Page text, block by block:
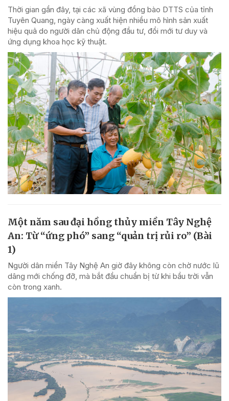
Thời gian gần đây, tại các xã vùng đồng bào DTTS của tỉnh
Tuyên Quang, ngày càng xuất hiện nhiều mô hình sản xuất
hiệu quả do người dân chủ động đầu tư, đổi mới tư duy và
ứng dụng khoa học kỹ thuật.
Một năm sau đại hồng thủy miền Tây Nghệ
An: Từ “ứng phó” sang “quản trị rủi ro” (Bài
1)
Người dân miền Tây Nghệ An giờ đây không còn chờ nước lũ
dâng mới chống đỡ, mà bắt đầu chuẩn bị từ khi bầu trời vẫn
còn trong xanh.